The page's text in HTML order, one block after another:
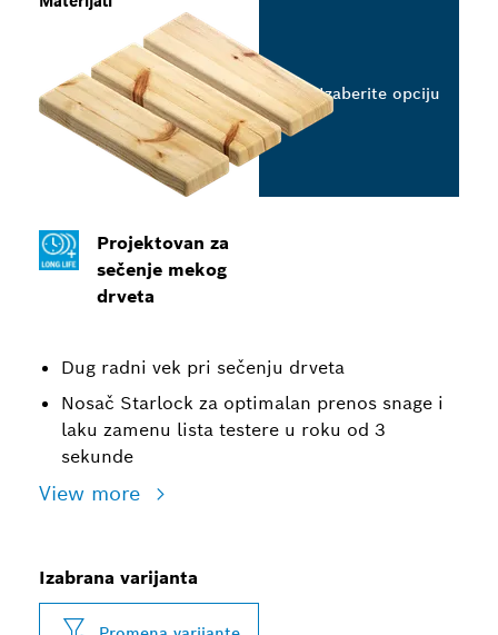
Projektovan za
sečenje mekog
drveta
Dug radni vek pri sečenju drveta
Nosač Starlock za optimalan prenos snage i
laku zamenu lista testere u roku od 3
sekunde
View more
Izaberite opciju
Izabrana varijanta